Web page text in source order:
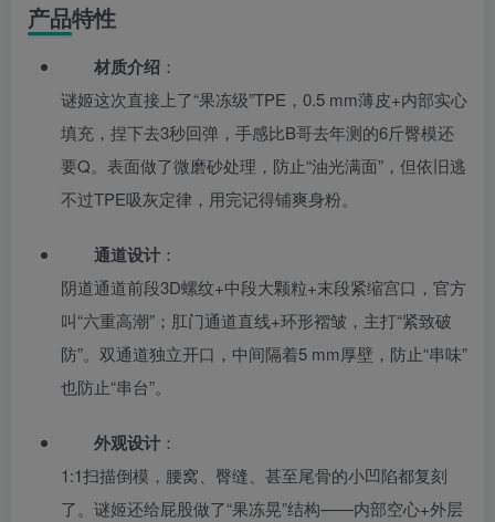
产品特性
材质介绍 ：
谜姬这次直接上了“果冻级”TPE，0.5 mm薄皮+内部实心
填充，捏下去3秒回弹，手感比B哥去年测的6斤臀模还
要Q。表面做了微磨砂处理，防止“油光满面”，但依旧逃
不过TPE吸灰定律，用完记得铺爽身粉。
通道设计 ：
阴道通道前段3D螺纹+中段大颗粒+末段紧缩宫口，官方
叫“六重高潮”；肛门通道直线+环形褶皱，主打“紧致破
防”。双通道独立开口，中间隔着5 mm厚壁，防止“串味”
也防止“串台”。
外观设计 ：
1:1扫描倒模，腰窝、臀缝、甚至尾骨的小凹陷都复刻
了。谜姬还给屁股做了“果冻晃”结构——内部空心+外层